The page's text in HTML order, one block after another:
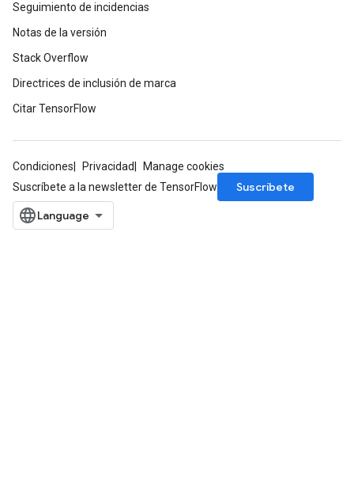
Seguimiento de incidencias
Notas de la versión
Stack Overflow
Directrices de inclusión de marca
Citar TensorFlow
Condiciones Privacidad
Manage cookies
Suscríbete a la newsletter de TensorFlow
Suscríbete